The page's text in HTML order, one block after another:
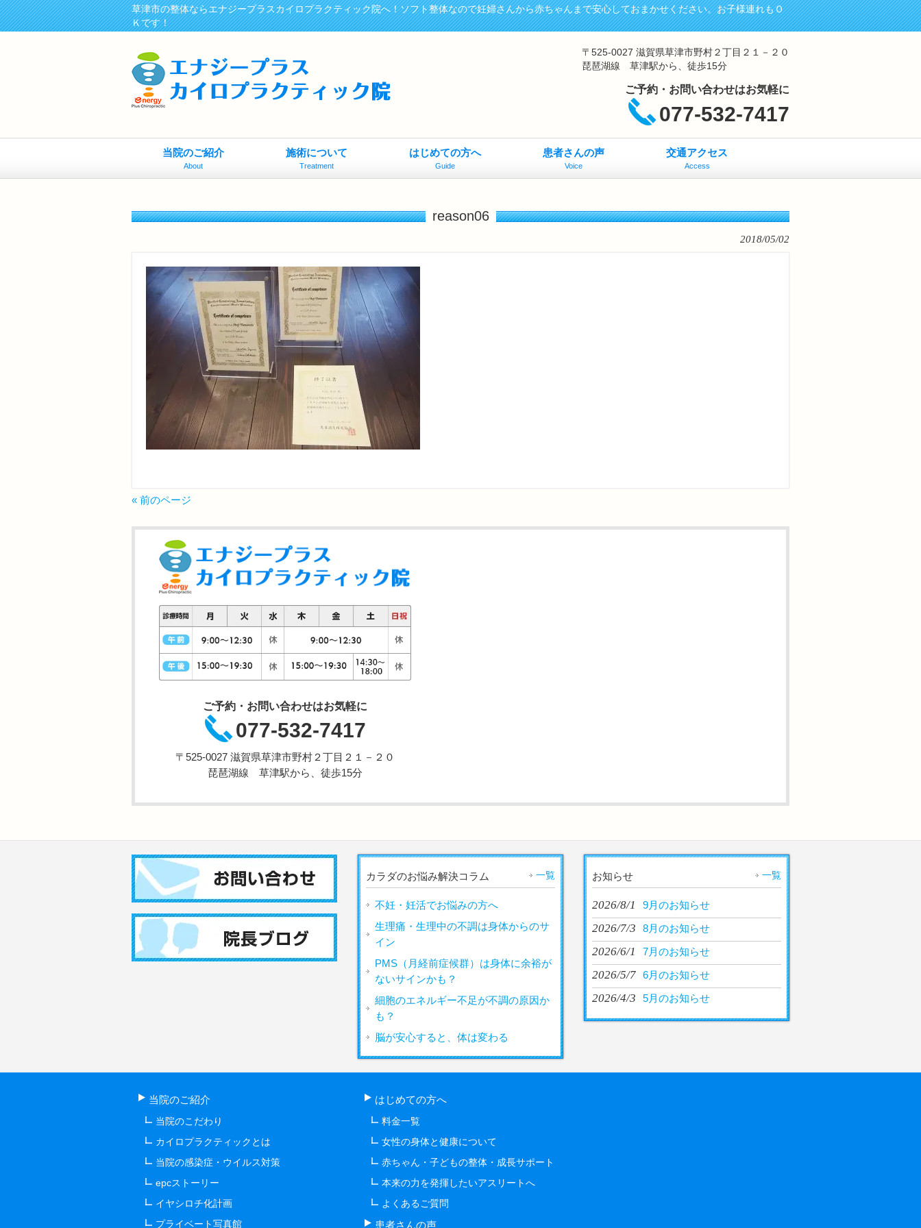
草津市の整体ならエナジープラスカイロプラクティック院へ！ソフト整体なので妊婦さんから赤ちゃんまで安心しておまかせください。お子様連れもＯ
Ｋです！
〒525-0027 滋賀県草津市野村２丁目２１－２０
琵琶湖線 草津駅から、徒歩15分
ご予約・お問い合わせはお気軽に
077-532-7417
当院のご紹介
About
施術について
Treatment
はじめての方へ
Guide
患者さんの声
Voice
交通アクセス
Access
reason06
2018/05/02
« 前のページ
ご予約・お問い合わせはお気軽に
077-532-7417
〒525-0027 滋賀県草津市野村２丁目２１－２０
琵琶湖線 草津駅から、徒歩15分
カラダのお悩み解決コラム 一覧
不妊・妊活でお悩みの方へ
生理痛・生理中の不調は身体からのサ
イン
PMS（月経前症候群）は身体に余裕が
ないサインかも？
細胞のエネルギー不足が不調の原因か
も？
脳が安心すると、体は変わる
お知らせ 一覧
2026/8/1 9月のお知らせ
2026/7/3 8月のお知らせ
2026/6/1 7月のお知らせ
2026/5/7 6月のお知らせ
2026/4/3 5月のお知らせ
当院のご紹介
当院のこだわり
カイロプラクティックとは
当院の感染症・ウイルス対策
epcストーリー
イヤシロチ化計画
プライベート写真館
はじめての方へ
料金一覧
女性の身体と健康について
赤ちゃん・子どもの整体・成長サポート
本来の力を発揮したいアスリートへ
よくあるご質問
患者さんの声